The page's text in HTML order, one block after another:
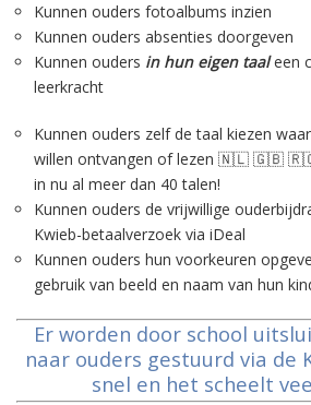
Kunnen ouders fotoalbums inzien
Kunnen ouders absenties doorgeven
Kunnen ouders in hun eigen taaleen
leerkracht
Kunnen ouders zelf de taal kiezen
willen ontvangen of lezen 🇳🇱
in nu al meer dan 40 talen!
Kunnen ouders de vrijwillige
Kwieb-betaalverzoek via iDeal
Kunnen ouders hun voorkeuren
gebruik van beeld en naam van hun
Er worden door school
naar ouders gestuurd via de
snel en het scheelt